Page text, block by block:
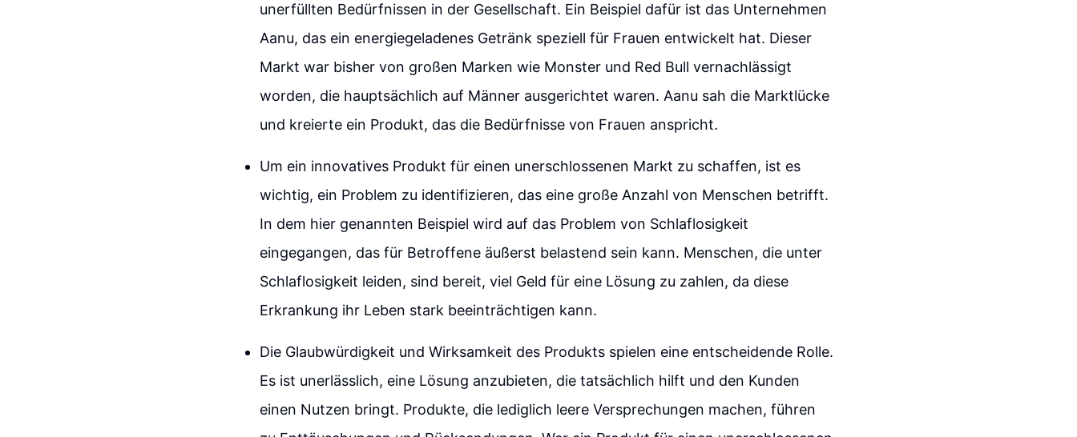
unerfüllten Bedürfnissen in der Gesellschaft. Ein Beispiel dafür ist das Unternehmen
Aanu, das ein energiegeladenes Getränk speziell für Frauen entwickelt hat. Dieser
Markt war bisher von großen Marken wie Monster und Red Bull vernachlässigt
worden, die hauptsächlich auf Männer ausgerichtet waren. Aanu sah die Marktlücke
und kreierte ein Produkt, das die Bedürfnisse von Frauen anspricht.
Um ein innovatives Produkt für einen unerschlossenen Markt zu schaffen, ist es
wichtig, ein Problem zu identifizieren, das eine große Anzahl von Menschen betrifft.
In dem hier genannten Beispiel wird auf das Problem von Schlaflosigkeit
eingegangen, das für Betroffene äußerst belastend sein kann. Menschen, die unter
Schlaflosigkeit leiden, sind bereit, viel Geld für eine Lösung zu zahlen, da diese
Erkrankung ihr Leben stark beeinträchtigen kann.
Die Glaubwürdigkeit und Wirksamkeit des Produkts spielen eine entscheidende Rolle.
Es ist unerlässlich, eine Lösung anzubieten, die tatsächlich hilft und den Kunden
einen Nutzen bringt. Produkte, die lediglich leere Versprechungen machen, führen